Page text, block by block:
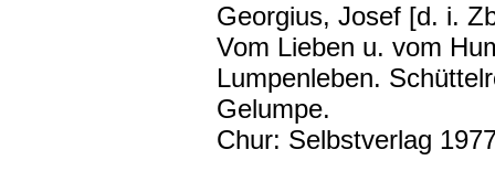
Georgius, Josef [d. i.
Vom Lieben u. vom
Lumpenleben.
Gelumpe.
Chur: Selbstverlag